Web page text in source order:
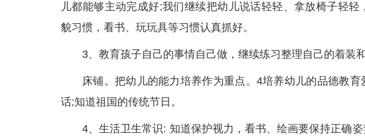
儿都能够主动完成好;我们继续把幼儿说话轻轻、拿放椅子轻
貌习惯，看书、玩玩具等习惯认真抓好。
3、教育孩子自己的事情自己做，继续练习整理自己的着装和
床铺。把幼儿的能力培养作为重点。4培养幼儿的品德教
话;知道祖国的传统节日。
4、生活卫生常识: 知道保护视力，看书、绘画要保持正确